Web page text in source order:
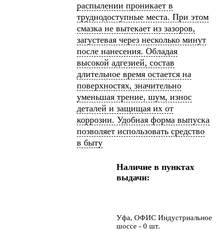
распылении проникает в
труднодоступные места. При этом
смазка не вытекает из зазоров,
загустевая через несколько минут
после нанесения. Обладая
высокой адгезией, состав
длительное время остается на
поверхностях, значительно
уменьшая трение, шум, износ
деталей и защищая их от
коррозии. Удобная форма выпуска
позволяет использовать средство
в быту
Наличие в пунктах
выдачи:
Уфа, ОФИС Индустриальное
шоссе - 0 шт.